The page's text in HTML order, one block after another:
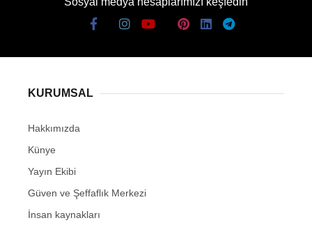
KURUMSAL
Hakkımızda
Künye
Yayın Ekibi
Güven ve Şeffaflık Merkezi
İnsan kaynakları